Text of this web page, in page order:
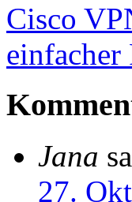
Cisco
Jana
27.